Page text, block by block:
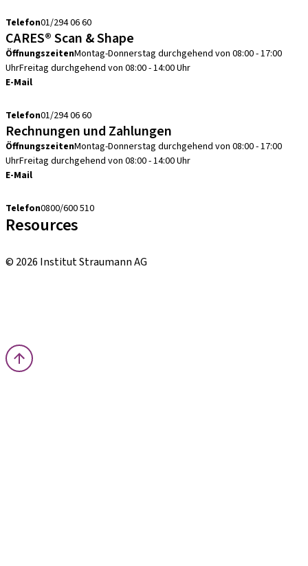
Telefon01/294 06 60
CARES® Scan & Shape
ÖffnungszeitenMontag-Donnerstag durchgehend von 08:00 - 17:00
UhrFreitag durchgehend von 08:00 - 14:00 Uhr
E-Mail
Telefon01/294 06 60
Rechnungen und Zahlungen
ÖffnungszeitenMontag-Donnerstag durchgehend von 08:00 - 17:00
UhrFreitag durchgehend von 08:00 - 14:00 Uhr
E-Mail
Telefon0800/600 510
Resources
© 2026 Institut Straumann AG